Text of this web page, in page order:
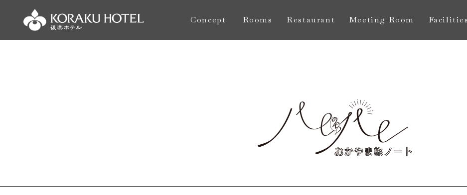
Concept Rooms Restaurant Meeting Room Facilities